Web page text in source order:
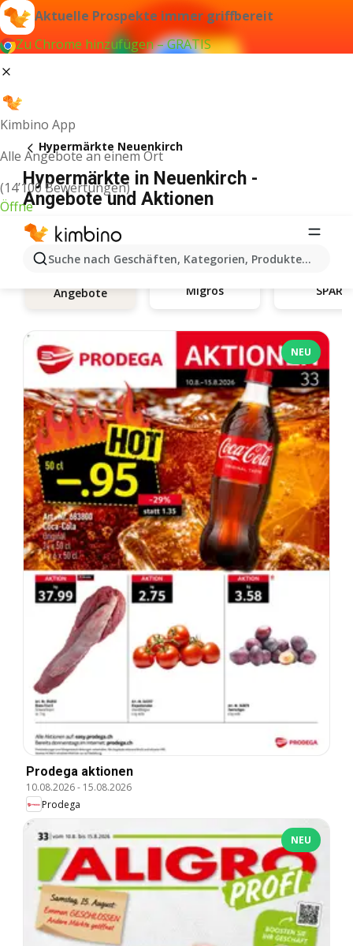
Aktuelle Prospekte immer griffbereit
Zu Chrome hinzufügen – GRATIS
Kimbino App
Alle Angebote an einem Ort
(14’100 Bewertungen)
Öffne
Suche nach Geschäften, Kategorien, Produkten...
Hypermärkte Neuenkirch
Hypermärkte in Neuenkirch -
Angebote und Aktionen
Angebote Migros SPAR
NEU
Prodega aktionen
10.08.2026- 15.08.2026
Prodega
NEU